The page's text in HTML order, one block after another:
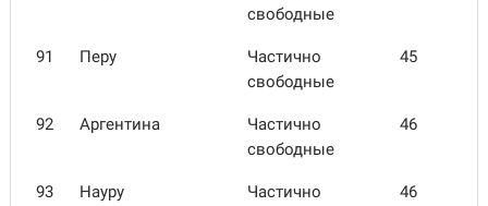
свободные
91 Перу
Частично
свободные
45
92 Аргентина
Частично
свободные
46
93 Науру
Частично
46